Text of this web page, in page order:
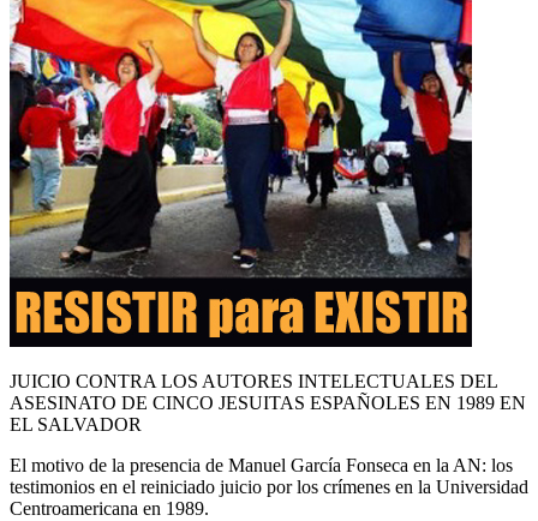
JUICIO CONTRA LOS AUTORES INTELECTUALES DEL
ASESINATO DE CINCO JESUITAS ESPAÑOLES EN 1989 EN
EL SALVADOR
El motivo de la presencia de Manuel García Fonseca en la AN: los
testimonios en el reiniciado juicio por los crímenes en la Universidad
Centroamericana en 1989.